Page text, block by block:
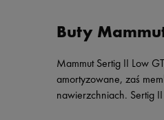
Buty
Mammut Sertig II Low
amortyzowane, zaś
nawierzchniach. Sertig